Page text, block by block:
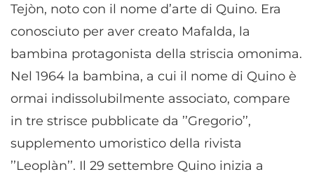
Tejòn, noto con il nome d’arte di Quino. Era
conosciuto per aver creato Mafalda, la
bambina protagonista della striscia omonima.
Nel 1964 la bambina, a cui il nome di Quino è
ormai indissolubilmente associato, compare
in tre strisce pubblicate da ’’Gregorio’’,
supplemento umoristico della rivista
’’Leoplàn’’. Il 29 settembre Quino inizia a